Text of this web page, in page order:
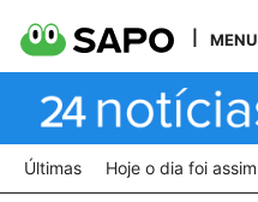
MENU
Últimas Hoje o dia foi assim